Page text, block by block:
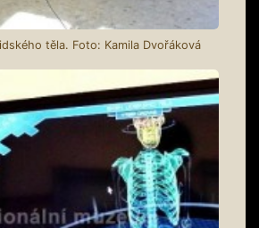
těla. Foto: Kamila Dvořáková